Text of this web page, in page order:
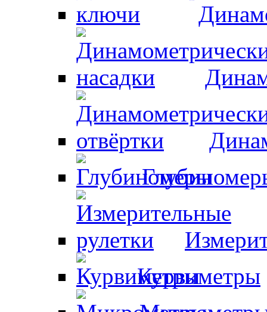
Курвиметры